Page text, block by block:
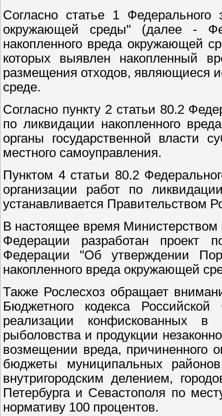
Согласно статье 1
окружающей среды" (далее -
накопленного вреда окружающей
которых выявлен накопленный
размещения отходов, являющиеся
среде.
Согласно пункту 2 статьи 80.2
по ликвидации накопленного
органы государственной власти
местного самоуправления.
Пунктом 4 статьи 80.2
организации работ по
устанавливается Правительством
В настоящее время Министерством
Федерации разработан проект
Федерации "Об утверждении
накопленного вреда окружающей
Также Рослесхоз обращает
Бюджетного кодекса
реализации конфискованных в
рыболовства и продукции
возмещении вреда, причиненного
бюджеты муниципальных
внутригородским делением,
Петербурга и Севастополя по
нормативу 100 процентов.